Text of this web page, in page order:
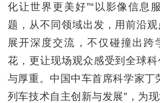
化让世界更美好”“以影像信息
题，从不同领域出发，用前沿观
展开深度交流，不仅碰撞出跨
花，更让现场观众感受到全球
与厚重。中国中车首席科学家丁
列车技术自主创新与发展”，为